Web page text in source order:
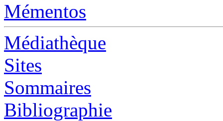
Mémentos
Médiathèque
Sites
Sommaires
Bibliographie